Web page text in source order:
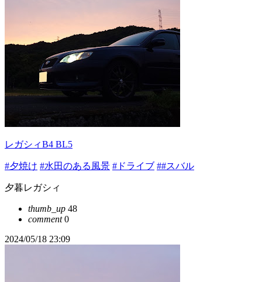
レガシィB4 BL5
#夕焼け #水田のある風景 #ドライブ ##スバル
夕暮レガシィ
thumb_up 48
comment0
2024/05/18 23:09